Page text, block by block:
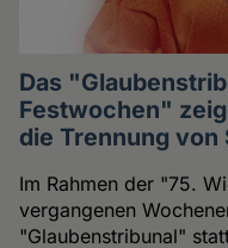
Das
Festwochen"
die Trennung von
Im Rahmen der "75.
vergangenen
"Glaubenstribunal"